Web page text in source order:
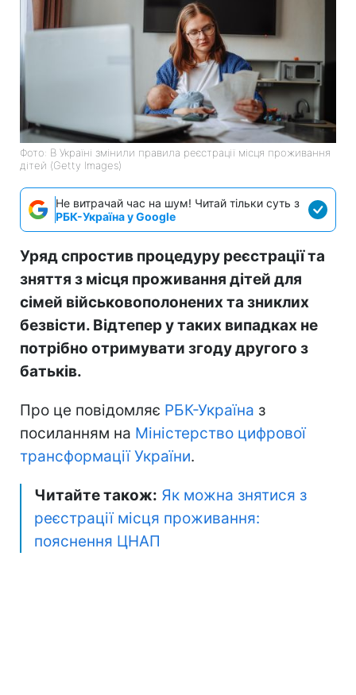
Фото: В Україні змінили правила реєстрації місця проживання
дітей (Getty Images)
Не витрачай час на шум! Читай тільки суть з
РБК-Україна у Google
Уряд спростив процедуру реєстрації та
зняття з місця проживання дітей для
сімей військовополонених та зниклих
безвісти. Відтепер у таких випадках не
потрібно отримувати згоду другого з
батьків.
Про це повідомляє РБК-Україна з
посиланням на Міністерство цифрової
трансформації України.
Читайте також: Як можна знятися з
реєстрації місця проживання:
пояснення ЦНАП